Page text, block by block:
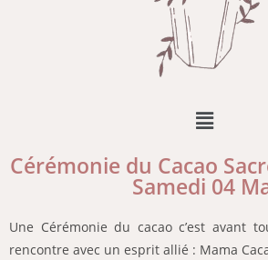
Cérémonie du Cacao
Samedi 04
Une Cérémonie du cacao c’est avant
rencontre avec un esprit allié : Mama